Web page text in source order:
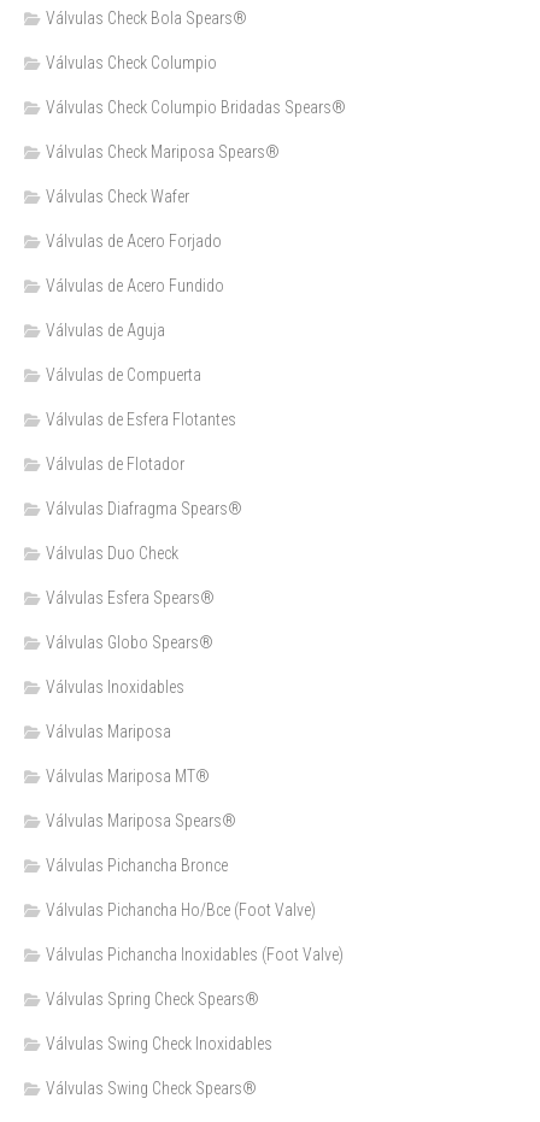
Válvulas Check Bola Spears®
Válvulas Check Columpio
Válvulas Check Columpio Bridadas Spears®
Válvulas Check Mariposa Spears®
Válvulas Check Wafer
Válvulas de Acero Forjado
Válvulas de Acero Fundido
Válvulas de Aguja
Válvulas de Compuerta
Válvulas de Esfera Flotantes
Válvulas de Flotador
Válvulas Diafragma Spears®️
Válvulas Duo Check
Válvulas Esfera Spears®
Válvulas Globo Spears®
Válvulas Inoxidables
Válvulas Mariposa
Válvulas Mariposa MT®
Válvulas Mariposa Spears®
Válvulas Pichancha Bronce
Válvulas Pichancha Ho/Bce (Foot Valve)
Válvulas Pichancha Inoxidables (Foot Valve)
Válvulas Spring Check Spears®
Válvulas Swing Check Inoxidables
Válvulas Swing Check Spears®